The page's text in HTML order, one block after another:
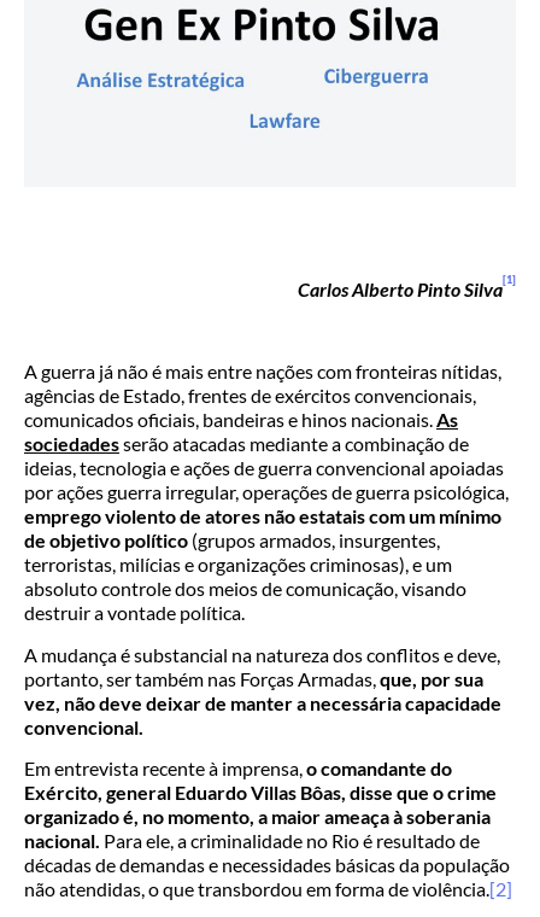
Carlos Alberto Pinto Silva[1]
A guerra já não é mais entre nações com fronteiras nítidas,
agências de Estado, frentes de exércitos convencionais,
comunicados oficiais, bandeiras e hinos nacionais.As
sociedadesserão atacadas mediante a combinação de
ideias, tecnologia e ações de guerra convencional apoiadas
por ações guerra irregular, operações de guerra psicológica,
emprego violento de atores não estatais com um mínimo
de objetivo político (grupos armados, insurgentes,
terroristas, milícias e organizações criminosas), e um
absoluto controle dos meios de comunicação, visando
destruir a vontade política.
A mudança é substancial na natureza dos conflitos e deve,
portanto, ser também nas Forças Armadas, que, por sua
vez, não deve deixar de manter a necessária capacidade
convencional.
Em entrevista recente à imprensa,o comandante do
Exército, general Eduardo Villas Bôas, disse que o crime
organizado é, no momento, a maior ameaça à soberania
nacional. Para ele, a criminalidade no Rio é resultado de
décadas de demandas e necessidades básicas da população
não atendidas, o que transbordou em forma de violência.[2]